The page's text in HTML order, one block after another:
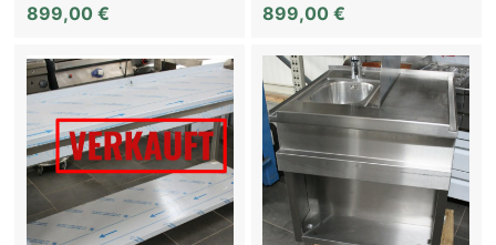
899,00 € 899,00€